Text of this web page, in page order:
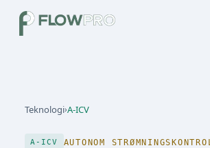
Teknologi›A-ICV
A-ICV AUTONOM